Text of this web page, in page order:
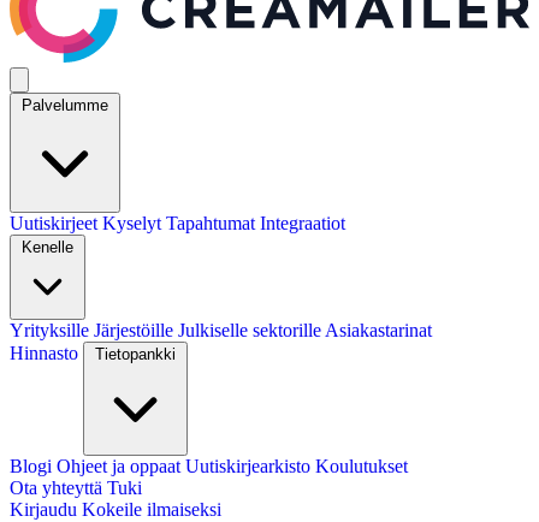
Palvelumme
Uutiskirjeet Kyselyt Tapahtumat Integraatiot
Kenelle
Yrityksille Järjestöille Julkiselle sektorille Asiakastarinat
Hinnasto
Tietopankki
Blogi Ohjeet ja oppaat Uutiskirjearkisto Koulutukset
Ota yhteyttä Tuki
Kirjaudu Kokeile ilmaiseksi